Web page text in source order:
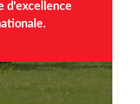
d'excellence